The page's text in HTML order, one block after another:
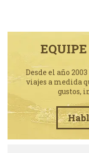
Desde el año
viajes a medida
gustos,